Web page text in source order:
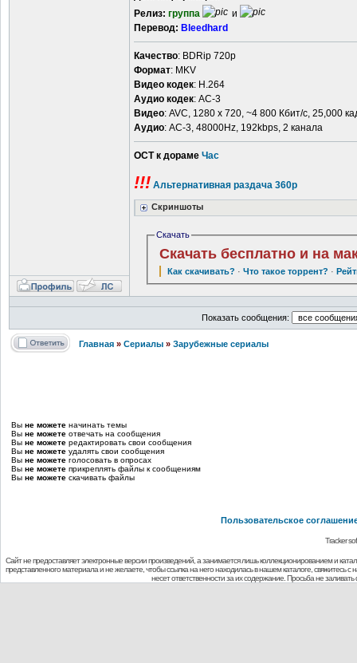
Релиз: группа
и
Перевод: Bleedhard
Качество: BDRip 720p
Формат: MKV
Видео кодек: H.264
Аудио кодек: AC-3
Видео: AVC, 1280 x 720, ~4 800 Кбит/с, 25,000
Аудио: AC-3, 48000Hz, 192kbps, 2 канала
ОСТ к дораме Час
!!! Альтернативная раздача 360р
Скриншоты
Скачать
Скачать бесплатно и на
Как скачивать? · Что такое торрент? ·
Показать сообщения:
Главная » Сериалы » Зарубежные сериалы
Вы не можете начинать темы
Вы не можете отвечать на сообщения
Вы не можете редактировать свои сообщения
Вы не можете удалять свои сообщения
Вы не можете голосовать в опросах
Вы не можете прикреплять файлы к сообщениям
Вы не можете скачивать файлы
Пользовательское
Tracker
Сайт не предоставляет электронные версии произведений, а занимается лишь коллекционированием и
представленного материала и не желаете, чтобы ссылка на него находилась в нашем каталоге,
несет ответственности за их содержание. Просьба не